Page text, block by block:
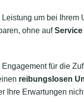
um bei Ihrem
ohne auf
für die
reibungslosen
Ihre Erwartungen